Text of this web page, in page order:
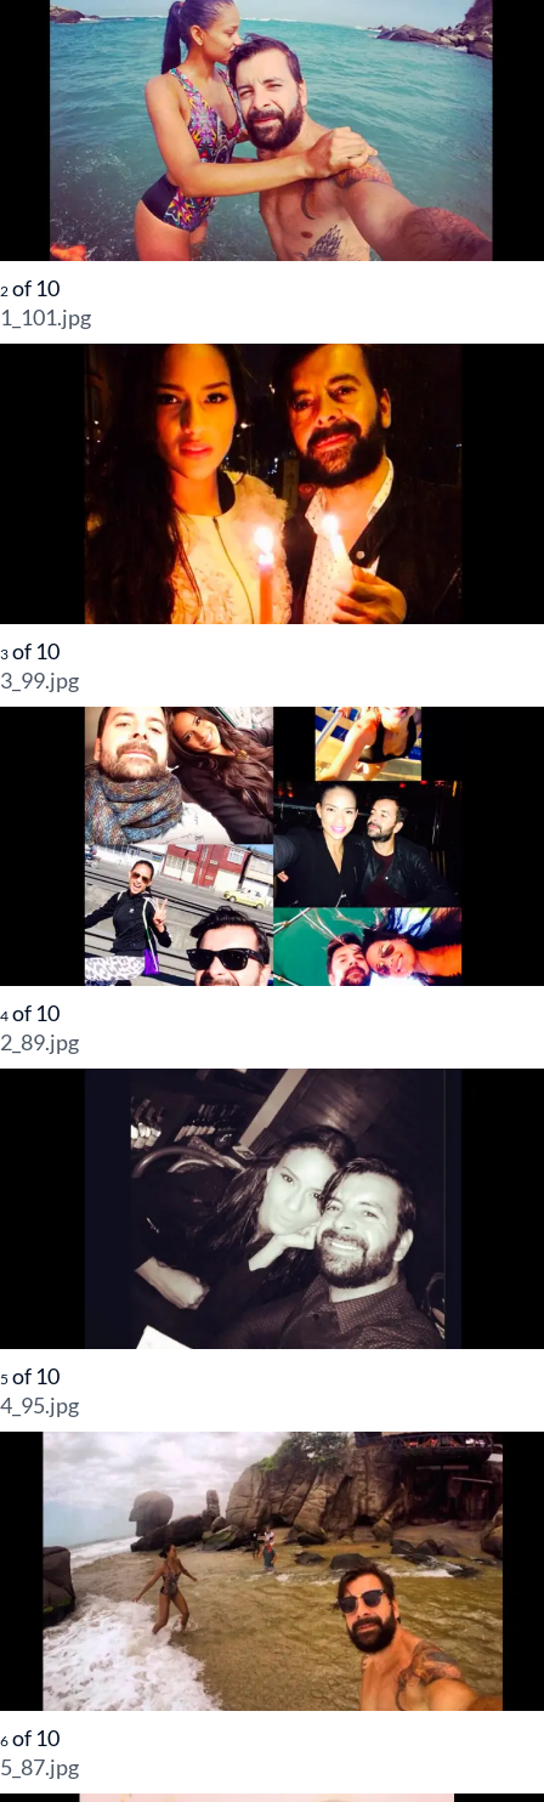
2 of 10
1_101.jpg
3 of 10
3_99.jpg
4 of 10
2_89.jpg
5 of 10
4_95.jpg
6 of 10
5_87.jpg